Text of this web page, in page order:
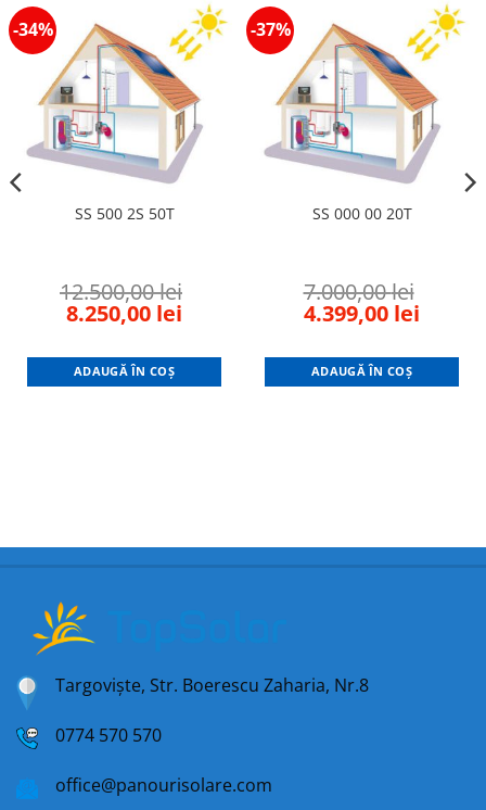
-34%
SS 500 2S 50T
12.500,00lei
Original
was:
12.500,00 lei.
8.250,00 lei
is:
ADAUGĂ ÎN COȘ
-37%
SS 000 00 20T
7.000,00lei
Original
was:
7.000,00 lei.
4.399,00 lei
is:
ADAUGĂ ÎN COȘ
Targoviște, Str. Boerescu Zaharia, Nr.8
0774 570 570
office@panourisolare.com